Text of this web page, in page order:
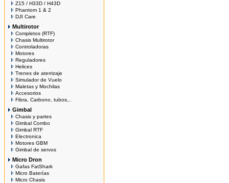
Z15 / H33D / H43D
Phantom 1 & 2
DJI Care
Multirotor
Completos (RTF)
Chasis Multirotor
Controladoras
Motores
Reguladores
Helices
Trenes de aterrizaje
Simulador de Vuelo
Maletas y Mochilas
Accesorios
Fibra, Carbono, tubos,..
Gimbal
Chasis y partes
Gimbal Combo
Gimbal RTF
Electronica
Motores GBM
Gimbal de servos
Micro Dron
Gafas FatShark
Micro Baterías
Micro Chasis